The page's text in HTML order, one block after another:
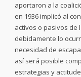
aportaron a la
en 1936 implicó al
activos o pasivos de
debidamente lo
necesidad de
así será posible
estrategias y